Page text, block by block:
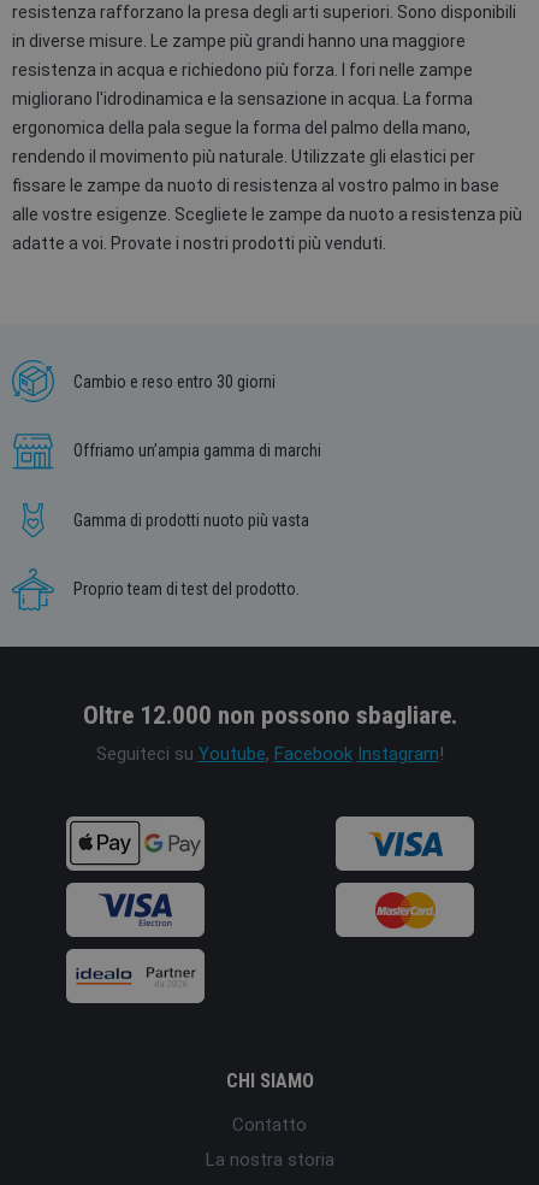
resistenza rafforzano la presa degli arti superiori. Sono disponibili
in diverse misure. Le zampe più grandi hanno una maggiore
resistenza in acqua e richiedono più forza. I fori nelle zampe
migliorano l'idrodinamica e la sensazione in acqua. La forma
ergonomica della pala segue la forma del palmo della mano,
rendendo il movimento più naturale. Utilizzate gli elastici per
fissare le zampe da nuoto di resistenza al vostro palmo in base
alle vostre esigenze. Scegliete le zampe da nuoto a resistenza più
adatte a voi. Provate i nostri prodotti più venduti.
Cambio e reso entro 30 giorni
Offriamo un’ampia gamma di marchi
Gamma di prodotti nuoto più vasta
Proprio team di test del prodotto.
Oltre 12.000 non possono sbagliare.
Seguiteci su Youtube, Facebook Instagram!
CHI SIAMO
Contatto
La nostra storia